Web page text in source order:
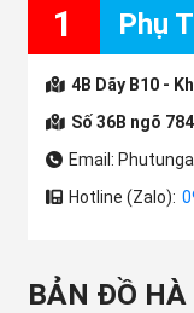
1 Phụ
4B Dãy B10 -
Số 36B ngõ
Email:
Hotline (Zalo):
BẢN ĐỒ HÀ